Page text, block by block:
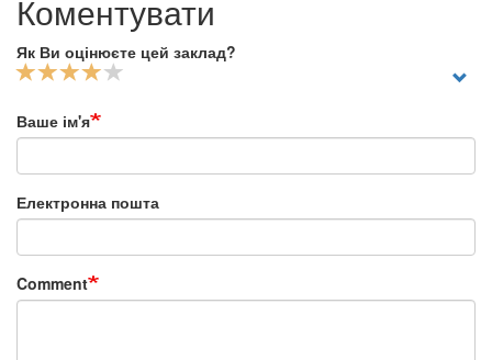
Коментувати
Як Ви оцінюєте цей заклад?
Ваше ім'я
Електронна пошта
Comment